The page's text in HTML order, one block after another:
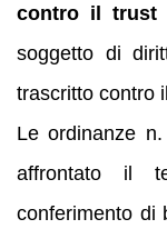
contro il trust
soggetto di
trascritto contro
Le ordinanze
affrontato il
conferimento